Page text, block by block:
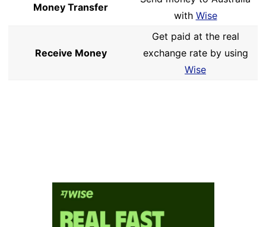
Money Transfer
with Wise
Receive Money
Get paid at the real
exchange rate by using
Wise